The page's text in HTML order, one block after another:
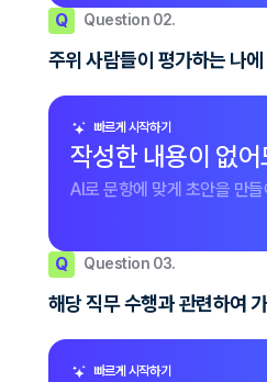
Q Question 02.
주위 사람들이 평가하는 나
빠르게 시작하기
작성한 내용이 없
AI로 문항에 맞게 초안을 만
Q Question 03.
해당 직무 수행과 관련하여
빠르게 시작하기